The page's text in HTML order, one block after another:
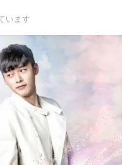
います